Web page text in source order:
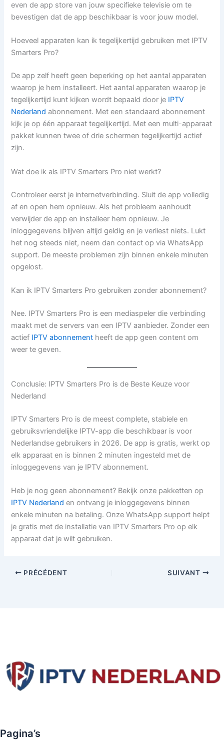
even de app store van jouw specifieke televisie om te
bevestigen dat de app beschikbaar is voor jouw model.
Hoeveel apparaten kan ik tegelijkertijd gebruiken met IPTV
Smarters Pro?
De app zelf heeft geen beperking op het aantal apparaten
waarop je hem installeert. Het aantal apparaten waarop je
tegelijkertijd kunt kijken wordt bepaald door je IPTV
Nederland abonnement. Met een standaard abonnement
kijk je op één apparaat tegelijkertijd. Met een multi-apparaat
pakket kunnen twee of drie schermen tegelijkertijd actief
zijn.
Wat doe ik als IPTV Smarters Pro niet werkt?
Controleer eerst je internetverbinding. Sluit de app volledig
af en open hem opnieuw. Als het probleem aanhoudt
verwijder de app en installeer hem opnieuw. Je
inloggegevens blijven altijd geldig en je verliest niets. Lukt
het nog steeds niet, neem dan contact op via WhatsApp
support. De meeste problemen zijn binnen enkele minuten
opgelost.
Kan ik IPTV Smarters Pro gebruiken zonder abonnement?
Nee. IPTV Smarters Pro is een mediaspeler die verbinding
maakt met de servers van een IPTV aanbieder. Zonder een
actief IPTV abonnement heeft de app geen content om
weer te geven.
Conclusie: IPTV Smarters Pro is de Beste Keuze voor
Nederland
IPTV Smarters Pro is de meest complete, stabiele en
gebruiksvriendelijke IPTV-app die beschikbaar is voor
Nederlandse gebruikers in 2026. De app is gratis, werkt op
elk apparaat en is binnen 2 minuten ingesteld met de
inloggegevens van je IPTV abonnement.
Heb je nog geen abonnement? Bekijk onze pakketten op
IPTV Nederland en ontvang je inloggegevens binnen
enkele minuten na betaling. Onze WhatsApp support helpt
je gratis met de installatie van IPTV Smarters Pro op elk
apparaat dat je wilt gebruiken.
PRÉCÉDENT SUIVANT
Pagina’s